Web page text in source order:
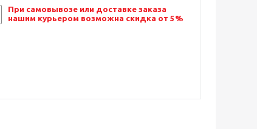
При самовывозе или доставке заказа
нашим курьером возможна скидка от 5%